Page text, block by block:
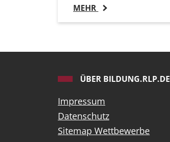
MEHR
ÜBER BILDUNG.RLP.DE
Impressum
Datenschutz
Sitemap Wettbewerbe